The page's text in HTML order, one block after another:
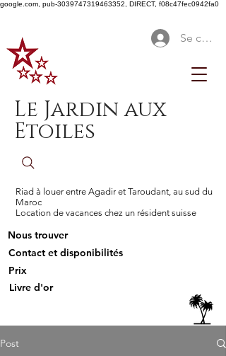
google.com, pub-3039747319463352, DIRECT, f08c47fec0942fa0
Se
Le Jardin aux
Etoiles
Riad à louer entre Agadir et Taroudant, au sud du
Maroc
Location de vacances chez un résident suisse
Nous trouver
Contact et disponibilités
Prix
Livre d'or
Post